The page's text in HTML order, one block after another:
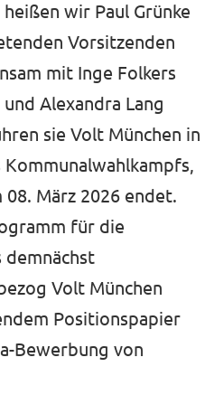
wir Paul Grünke
Vorsitzenden
mit Inge Folkers
Alexandra Lang
sie Volt München in
Kommunalwahlkampfs,
März 2026 endet.
für die
demnächst
Volt München
Positionspapier
Bewerbung von